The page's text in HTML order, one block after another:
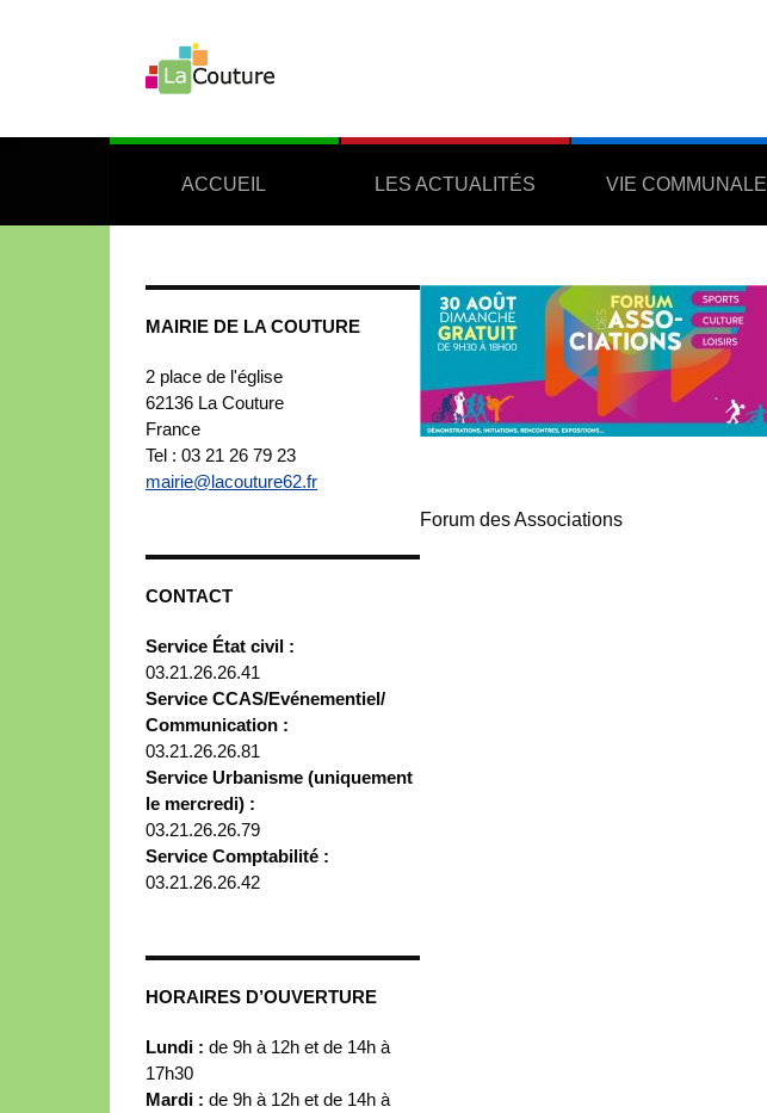
ACCUEIL LES ACTUALITÉS VIE COMMUNALE
MAIRIE DE LA COUTURE
2 place de l'église
62136 La Couture
France
Tel : 03 21 26 79 23
mairie@lacouture62.fr
CONTACT
Service État civil :
03.21.26.26.41
Service CCAS/Evénementiel/
Communication :
03.21.26.26.81
Service Urbanisme (uniquement
le mercredi) :
03.21.26.26.79
Service Comptabilité :
03.21.26.26.42
HORAIRES D’OUVERTURE
Lundi : de 9h à 12h et de 14h à
17h30
Mardi : de 9h à 12h et de 14h à
Forum des Associations